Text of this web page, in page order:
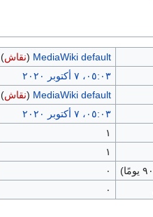
MediaWiki default
(نقاش)
٠٥:٠٣، ٧ أكتوبر ٢٠٢٠
MediaWiki default
(نقاش)
٠٥:٠٣، ٧ أكتوبر ٢٠٢٠
١
١
٠
٠